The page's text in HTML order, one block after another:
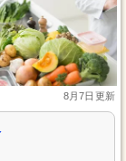
8月7日更新